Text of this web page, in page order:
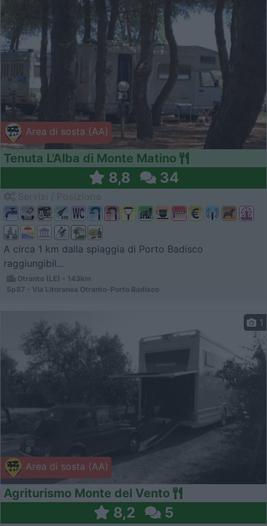
Area di sosta (AA)
Tenuta L'Alba di Monte Matino
8,8 34
A circa 1 km dalla spiaggia di Porto Badisco
raggiungibil...
Otranto (LE) - 143km
Sp87 - Via Litoranea Otranto-Porto Badisco
Area di sosta (AA)
1
Agriturismo Monte del Vento
8,2 5